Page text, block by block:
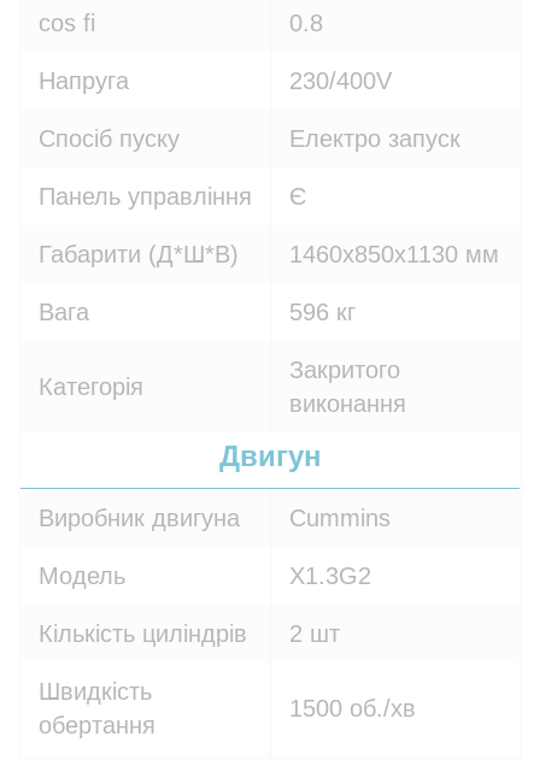
cos fi 0.8
Напруга 230/400V
Спосіб пуску Електро запуск
Панель управління Є
Габарити (Д*Ш*В) 1460х850х1130 мм
Вага 596 кг
Категорія
Закритого
виконання
Двигун
Виробник двигуна Cummins
Модель X1.3G2
Кількість циліндрів 2 шт
Швидкість
обертання
1500 об./хв